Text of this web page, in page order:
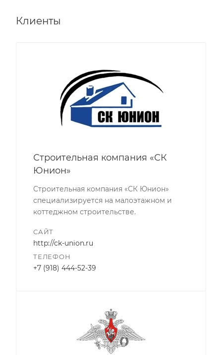
Клиенты
Строительная компания «СК
Юнион»
Строительная компания «СК Юнион»
специализируется на малоэтажном и
коттеджном строительстве.
САЙТ
http://ck-union.ru
ТЕЛЕФОН
+7 (918) 444-52-39